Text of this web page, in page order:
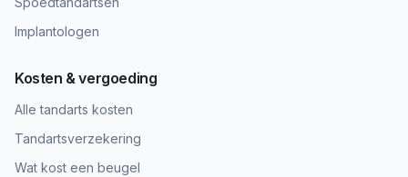
Implantologen
Kosten & vergoeding
Alle tandarts kosten
Tandartsverzekering
Wat kost een beugel